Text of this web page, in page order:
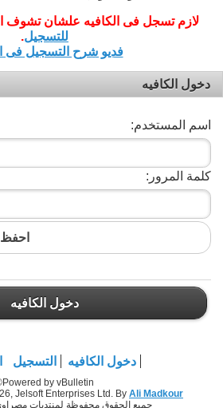
لازم تسجل فى الكافيه علشان تشوف
للتسجيل.
فديو شرح التسجيل فى
دخول الكافيه
اسم المستخدم:
كلمة المرور:
احفظ
دخول الكافيه
دخول الكافيه التسجيل
Powered by vBulletin®
Jelsoft Enterprises Ltd. By Ali Madkour
جميع الحقوق محفوظة لمنتديات مصراوي